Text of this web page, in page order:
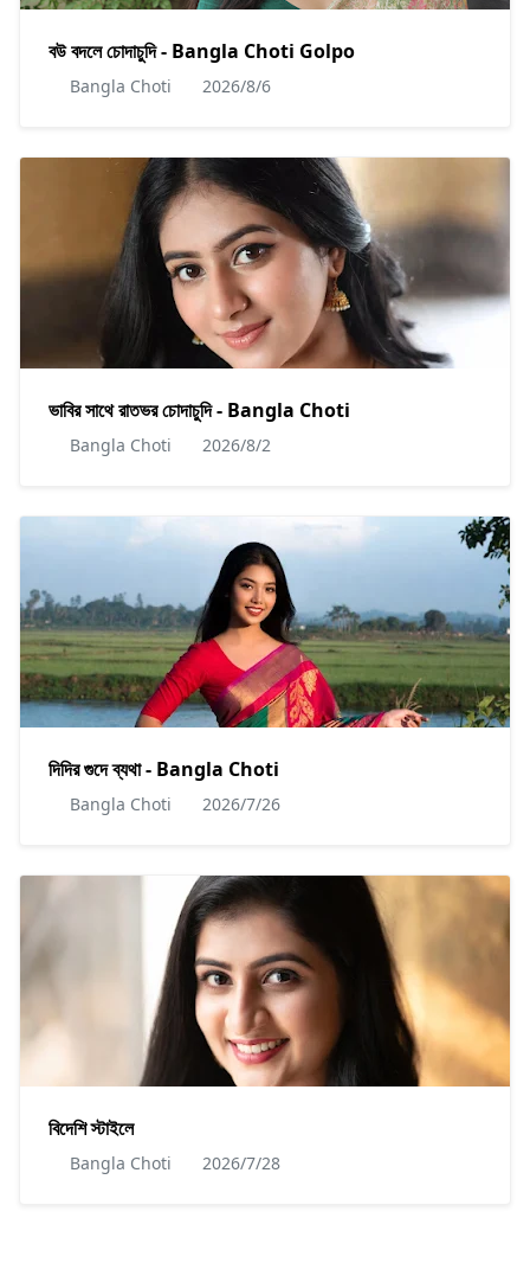
বউ বদলে চোদাচুদি - Bangla Choti Golpo
Bangla Choti 2026/8/6
ভাবির সাথে রাতভর চোদাচুদি - Bangla Choti
Bangla Choti 2026/8/2
দিদির গুদে ব্যথা - Bangla Choti
Bangla Choti 2026/7/26
বিদেশি স্টাইলে
Bangla Choti 2026/7/28